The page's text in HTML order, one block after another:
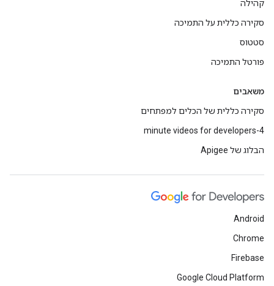
קהילה
סקירה כללית על התמיכה
סטטוס
פורטל התמיכה
משאבים
סקירה כללית של הכלים למפתחים
4-minute videos for developers
הבלוג של Apigee
Android
Chrome
Firebase
Google Cloud Platform